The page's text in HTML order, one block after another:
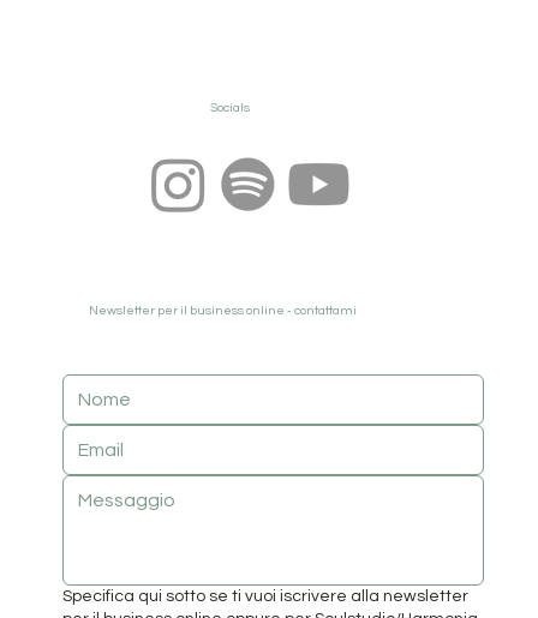
Socials
Newsletter per il business online - contattami
Specifica qui sotto se ti vuoi iscrivere alla newsletter